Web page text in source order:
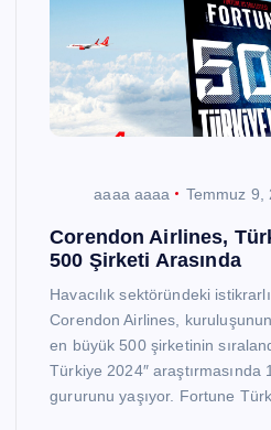
aaaa aaaa Temmuz 9,
Corendon Airlines,
500 Şirketi Arasında
Havacılık sektöründeki
Corendon Airlines,
en büyük 500 şirketinin
Türkiye 2024″ araştırmasında
gururunu yaşıyor. Fortune